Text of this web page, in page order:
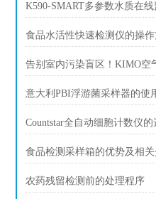
K590-SMART多参数水质在
食品水活性快速检测仪的操
告别室内污染盲区！KIMO空
意大利PBI浮游菌采样器的使
Countstar全自动细胞计数仪
食品检测采样箱的优势及相关
农药残留检测前的处理程序